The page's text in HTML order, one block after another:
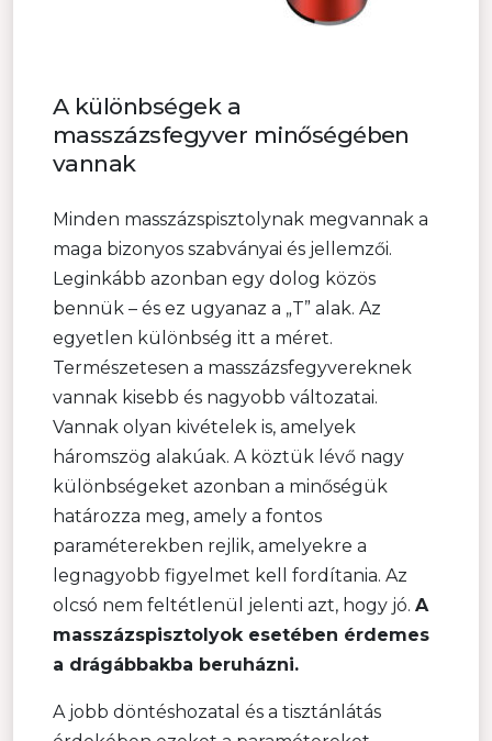
A különbségek a
masszázsfegyver minőségében
vannak
Minden masszázspisztolynak megvannak a
maga bizonyos szabványai és jellemzői.
Leginkább azonban egy dolog közös
bennük – és ez ugyanaz a „T” alak. Az
egyetlen különbség itt a méret.
Természetesen a masszázsfegyvereknek
vannak kisebb és nagyobb változatai.
Vannak olyan kivételek is, amelyek
háromszög alakúak. A köztük lévő nagy
különbségeket azonban a minőségük
határozza meg, amely a fontos
paraméterekben rejlik, amelyekre a
legnagyobb figyelmet kell fordítania. Az
olcsó nem feltétlenül jelenti azt, hogy jó. A
masszázspisztolyok esetében érdemes
a drágábbakba beruházni.
A jobb döntéshozatal és a tisztánlátás